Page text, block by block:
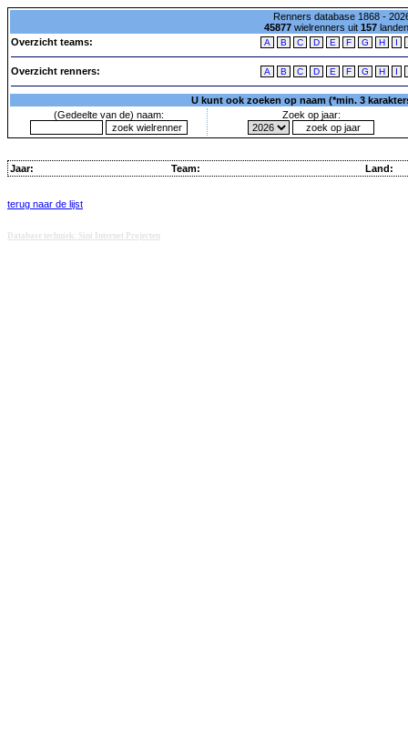
Renners database 1868 -
45877wielrenners uit 157
Overzicht teams:
A B C D E F G H I
Overzicht renners: A B C D E F G H I
U kunt ook zoeken op naam (*min. 3
(Gedeelte van de) naam:
Zoek op jaar:
Jaar: Team: Land:
terug naar de lijst
Database techniek: Sini Internet Projecten